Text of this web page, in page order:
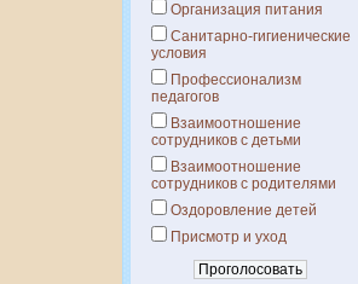
Организация питания
Санитарно-гигиенические
условия
Профессионализм
педагогов
Взаимоотношение
сотрудников с детьми
Взаимоотношение
сотрудников с родителями
Оздоровление детей
Присмотр и уход